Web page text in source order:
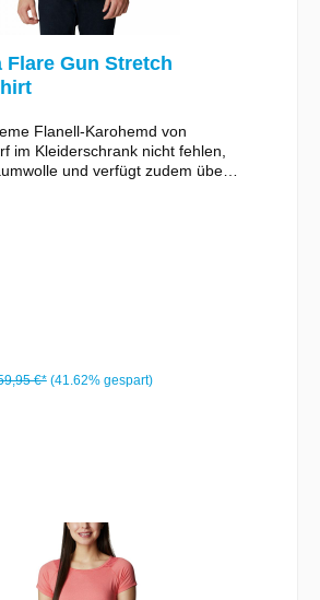
Flare Gun Stretch
Flanell-Karohemd von
im Kleiderschrank nicht fehlen,
und verfügt zudem über
Brusttasche mit Druckknopf-
Einsatzmöglichkeiten:
€* (41.62% gespart)